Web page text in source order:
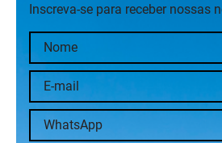
Inscreva-se para receber nossas